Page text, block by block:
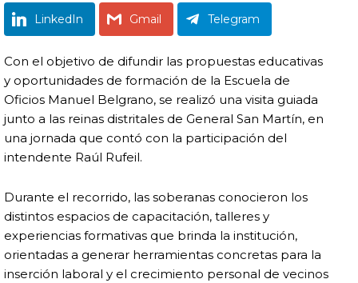
LinkedIn Gmail Telegram
Con el objetivo de difundir las propuestas educativas
y oportunidades de formación de la Escuela de
Oficios Manuel Belgrano, se realizó una visita guiada
junto a las reinas distritales de General San Martín, en
una jornada que contó con la participación del
intendente Raúl Rufeil.
Durante el recorrido, las soberanas conocieron los
distintos espacios de capacitación, talleres y
experiencias formativas que brinda la institución,
orientadas a generar herramientas concretas para la
inserción laboral y el crecimiento personal de vecinos